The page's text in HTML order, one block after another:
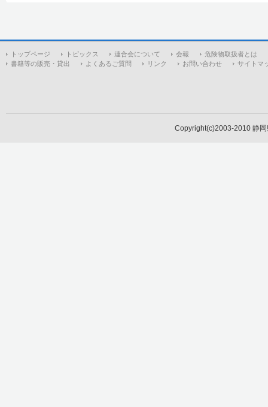
トップページ トピックス 連合会について 会報
危険物取扱者とは
書籍等の販売・貸出
よくあるご質問 リンク お問い合わせ サイトマ
Copyright(c)2003-2010 静